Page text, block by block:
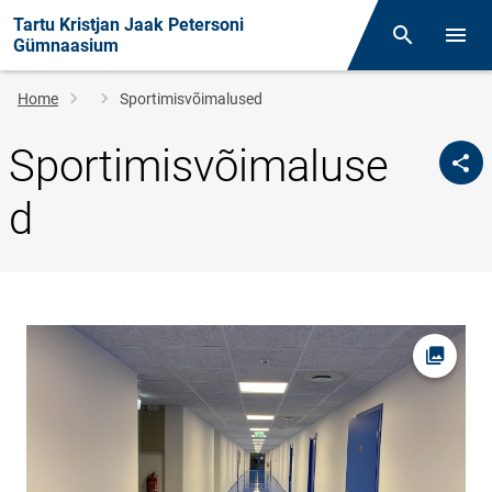
Tartu Kristjan Jaak Petersoni
Gümnaasium
Otsing
Breadcrumb
Home Sportimisvõimalused
Sportimisvõimaluse
d
Open